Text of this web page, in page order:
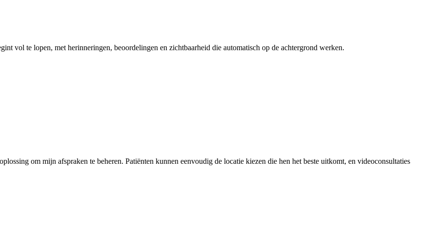
vol te lopen, met herinneringen, beoordelingen en zichtbaarheid die automatisch op de achtergrond werken.
om mijn afspraken te beheren. Patiënten kunnen eenvoudig de locatie kiezen die hen het beste uitkomt, en videoconsultaties